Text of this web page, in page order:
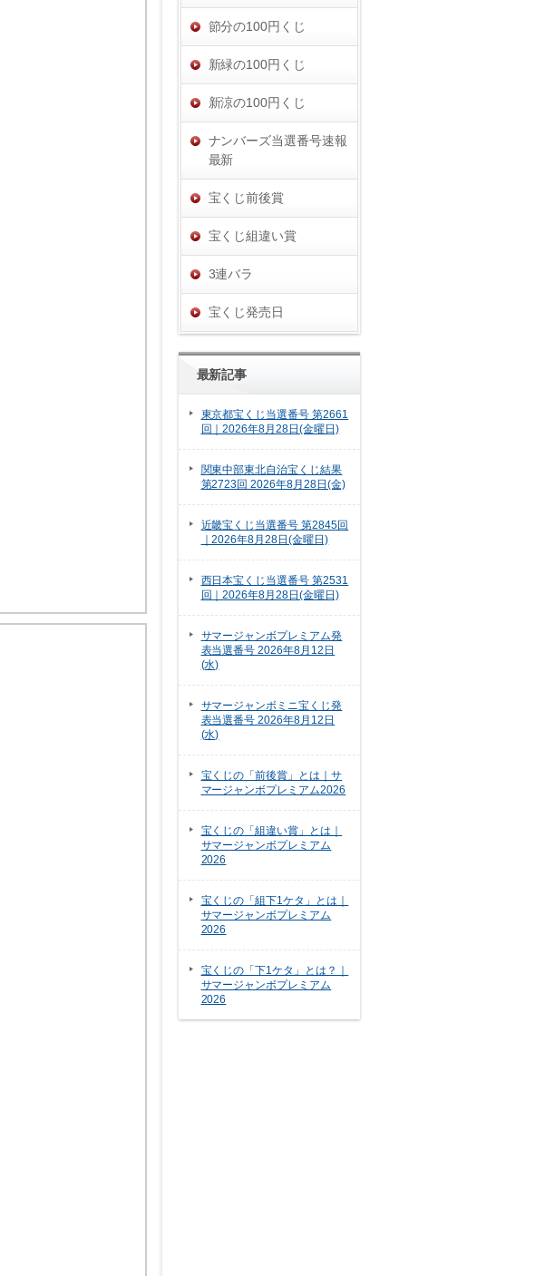
節分の100円くじ
新緑の100円くじ
新涼の100円くじ
ナンバーズ当選番号速報
最新
宝くじ前後賞
宝くじ組違い賞
3連バラ
宝くじ発売日
最新記事
東京都宝くじ当選番号 第2661
回｜2026年8月28日(金曜日)
関東中部東北自治宝くじ結果
第2723回 2026年8月28日(金)
近畿宝くじ当選番号 第2845回
｜2026年8月28日(金曜日)
西日本宝くじ当選番号 第2531
回｜2026年8月28日(金曜日)
サマージャンボプレミアム発
表当選番号 2026年8月12日
(水)
サマージャンボミニ宝くじ発
表当選番号 2026年8月12日
(水)
宝くじの「前後賞」とは｜サ
マージャンボプレミアム2026
宝くじの「組違い賞」とは｜
サマージャンボプレミアム
2026
宝くじの「組下1ケタ」とは｜
サマージャンボプレミアム
2026
宝くじの「下1ケタ」とは？｜
サマージャンボプレミアム
2026